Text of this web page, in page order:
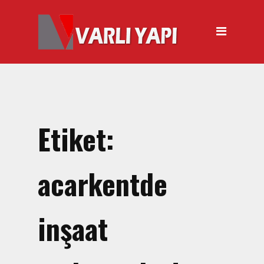
ANASAYFA
HAKKIMIZDA
Tabancası
El Arabası Satışı – Toptan,
Perakende Satış
İnşaat Küreği
Balyoz Malzemesi Satışı
Etiket:
acarkentde
inşaat